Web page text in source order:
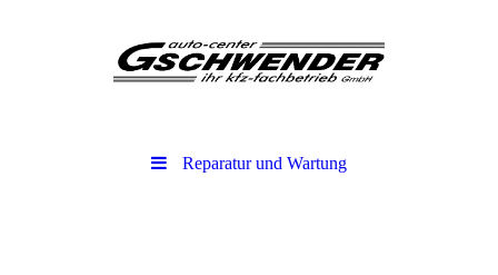
Reparatur und Wartung